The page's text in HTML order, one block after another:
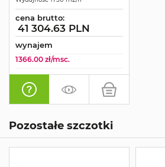
cena brutto:
41 304.63 PLN
wynajem
1366.00 zł/msc.
Pozostałe szczotki